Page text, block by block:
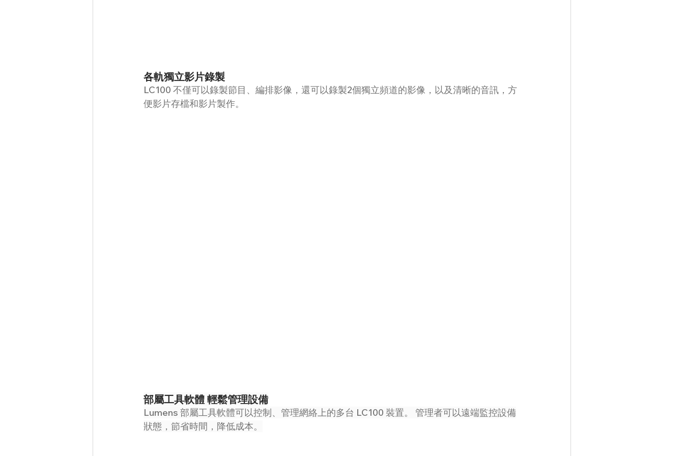
各軌獨立影片錄製
LC100 不僅可以錄製節目、編排影像，還可以錄製2個獨立頻道的影像，以及清晰的音訊，方
便影片存檔和影片製作。
部屬工具軟體 輕鬆管理設備
Lumens 部屬工具軟體可以控制、管理網絡上的多台 LC100 裝置。 管理者可以遠端監控設備
狀態，節省時間，降低成本。